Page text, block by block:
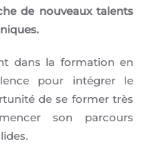
de nouveaux talents
dans la formation en
pour intégrer le
de se former très
son parcours